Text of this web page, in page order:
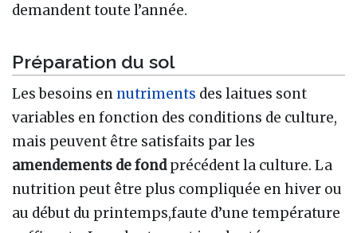
demandent toute l’année.
Préparation du sol
Les besoins en nutriments des laitues sont
variables en fonction des conditions de culture,
mais peuvent être satisfaits par les
amendements de fondprécédent la culture. La
nutrition peut être plus compliquée en hiver ou
au début du printemps,faute d’une température